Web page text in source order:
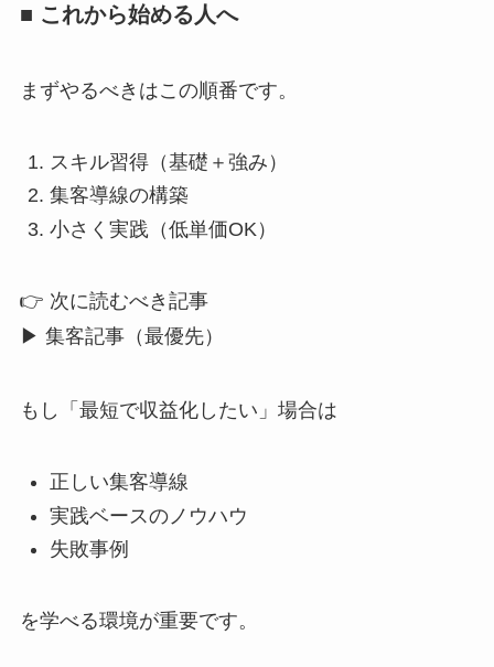
■ これから始める人へ
まずやるべきはこの順番です。
スキル習得（基礎＋強み）
集客導線の構築
小さく実践（低単価OK）
👉 次に読むべき記事
▶ 集客記事（最優先）
もし「最短で収益化したい」場合は
正しい集客導線
実践ベースのノウハウ
失敗事例
を学べる環境が重要です。